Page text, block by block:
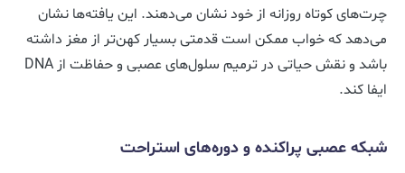
چرت‌های کوتاه روزانه از خود نشان می‌دهند. این یافته‌ها نشان
می‌دهد که خواب ممکن است قدمتی بسیار کهن‌تر از مغز داشته
باشد و نقش حیاتی در ترمیم سلول‌های عصبی و حفاظت از DNA
ایفا کند.
شبکه عصبی پراکنده و دوره‌های استراحت